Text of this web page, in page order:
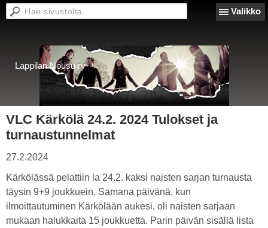
Valikko
Lappilan Nousu ry
VLC Kärkölä 24.2. 2024 Tulokset ja
turnaustunnelmat
27.2.2024
Kärkölässä pelattiin la 24.2. kaksi naisten sarjan turnausta
täysin 9+9 joukkuein. Samana päivänä, kun
ilmoittautuminen Kärkölään aukesi, oli naisten sarjaan
mukaan halukkaita 15 joukkuetta. Parin päivän sisällä lista